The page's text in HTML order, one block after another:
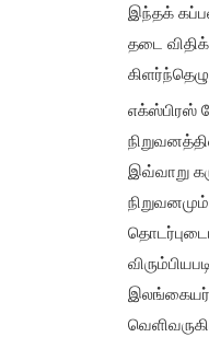
இந்தக்
தடை
எக்ஸ்பிரஸ்
இவ்வாறு
இலங்கையர்